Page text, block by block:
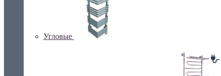
Угловые